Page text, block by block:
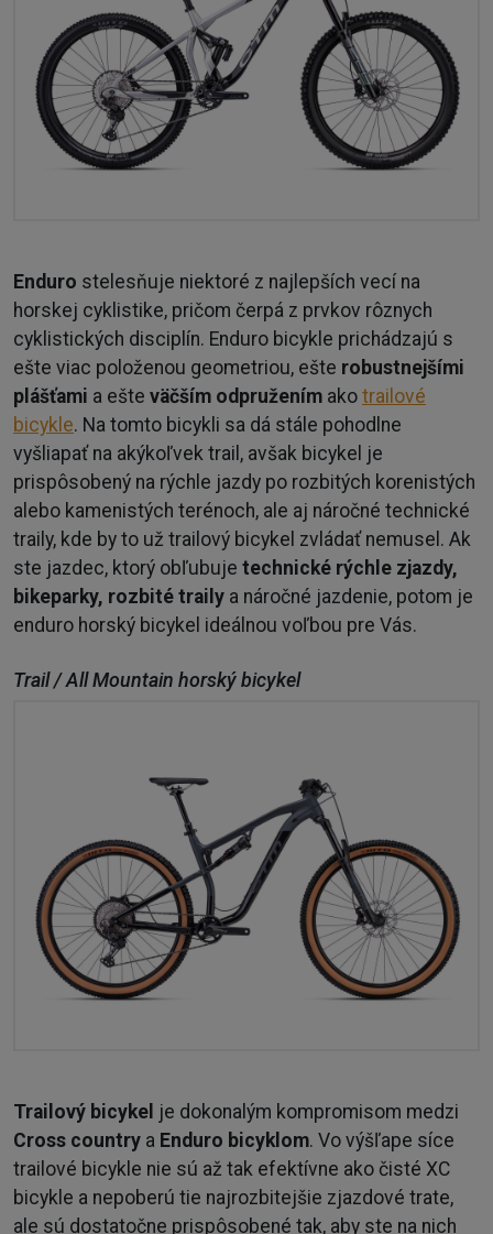
Enduro stelesňuje niektoré z najlepších vecí na
horskej cyklistike, pričom čerpá z prvkov rôznych
cyklistických disciplín. Enduro bicykle prichádzajú s
ešte viac položenou geometriou, ešte robustnejšími
plášťami a ešte väčším odpružením ako trailové
bicykle. Na tomto bicykli sa dá stále pohodlne
vyšliapať na akýkoľvek trail, avšak bicykel je
prispôsobený na rýchle jazdy po rozbitých korenistých
alebo kamenistých terénoch, ale aj náročné technické
traily, kde by to už trailový bicykel zvládať nemusel. Ak
ste jazdec, ktorý obľubuje technické rýchle zjazdy,
bikeparky, rozbité traily a náročné jazdenie, potom je
enduro horský bicykel ideálnou voľbou pre Vás.
Trail / All Mountain horský bicykel
Trailový bicykel je dokonalým kompromisom medzi
Cross country a Enduro bicyklom. Vo výšľape síce
trailové bicykle nie sú až tak efektívne ako čisté XC
bicykle a nepoberú tie najrozbitejšie zjazdové trate,
ale sú dostatočne prispôsobené tak, aby ste na nich